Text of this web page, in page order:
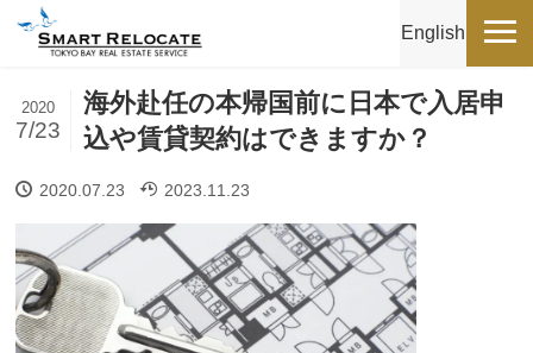
English
海外赴任の本帰国前に日本で入居申
込や賃貸契約はできますか？
2020
7/23
2020.07.23 2023.11.23